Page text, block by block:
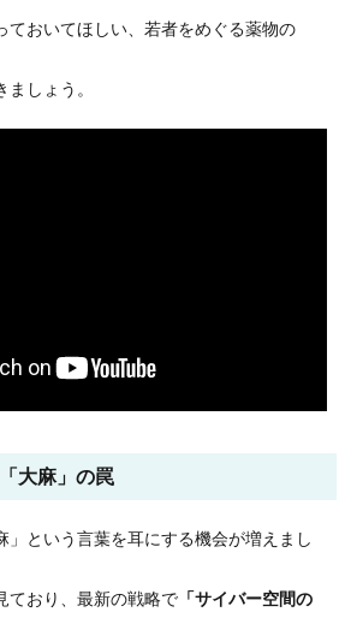
ておいてほしい、若者をめぐる薬物の
しょう。
大麻」の罠
」という言葉を耳にする機会が増えまし
ており、最新の戦略で 「サイバー空間の